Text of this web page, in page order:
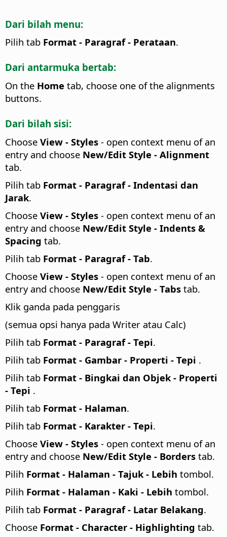
Dari bilah menu:
Pilih tab Format - Paragraf - Perataan.
Dari antarmuka bertab:
On the Home tab, choose one of the alignments
buttons.
Dari bilah sisi:
Choose View - Styles - open context menu of an
entry and choose New/Edit Style - Alignment
tab.
Pilih tab Format - Paragraf - Indentasi dan
Jarak.
Choose View - Styles - open context menu of an
entry and choose New/Edit Style - Indents &
Spacing tab.
Pilih tab Format - Paragraf - Tab.
Choose View - Styles - open context menu of an
entry and choose New/Edit Style - Tabs tab.
Klik ganda pada penggaris
(semua opsi hanya pada Writer atau Calc)
Pilih tab Format - Paragraf - Tepi.
Pilih tab Format - Gambar - Properti - Tepi .
Pilih tab Format - Bingkai dan Objek - Properti
- Tepi .
Pilih tab Format - Halaman.
Pilih tab Format - Karakter - Tepi.
Choose View - Styles - open context menu of an
entry and choose New/Edit Style - Borders tab.
Pilih Format - Halaman - Tajuk - Lebih tombol.
Pilih Format - Halaman - Kaki - Lebih tombol.
Pilih tab Format - Paragraf - Latar Belakang.
Choose Format - Character - Highlighting tab.